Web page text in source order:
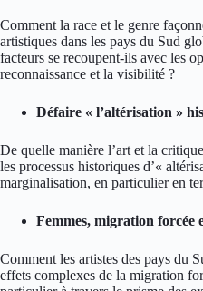
Comment la race et le genre
artistiques dans les pays du Sud
facteurs se recoupent-ils avec les
reconnaissance et la visibilité ?
Défaire « l’altérisation »
De quelle manière l’art et la
les processus historiques d’«
marginalisation, en particulier en
Femmes, migration forcée
Comment les artistes des pays du
effets complexes de la migration